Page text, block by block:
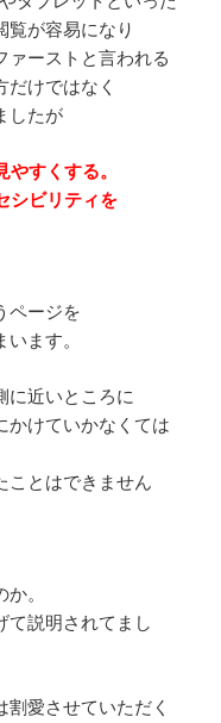
覧が容易になり
ァーストと言われる
けではなく
したが
すくする。
シビリティを
ページを
ます。
に近いところに
かけていかなくては
ことはできません
。
て説明されてまし
愛させていただく